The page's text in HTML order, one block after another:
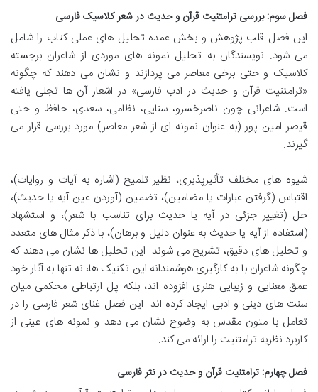
فصل سوم: بررسی ترامتنیت قرآن و حدیث در شعر کلاسیک فارسی
این فصل قلب پژوهش و بخش عمده تحلیل های عملی کتاب را شامل
می شود. نویسندگان به تحلیل نمونه های موردی از شاعران برجسته
کلاسیک و حتی برخی معاصر می پردازند و نشان می دهند که چگونه
«ترامتنیت قرآن و حدیث در ادب فارسی» در اشعار آن ها تجلی یافته
است. شاعرانی چون ناصرخسرو، سنایی، نظامی، سعدی، حافظ و حتی
قیصر امین پور (به عنوان نمونه ای از شعر معاصر) مورد بررسی قرار می
گیرند.
شیوه های مختلف تأثیرپذیری، نظیر تلمیح (اشاره به آیات و روایات)،
اقتباس (گرفتن عبارات یا مضامین)، تضمین (آوردن عین آیه یا حدیث)،
حل (تغییر جزئی در آیه یا حدیث برای تناسب با شعر)، و استشهاد
(استفاده از آیه یا حدیث به عنوان دلیل و برهان)، با ذکر مثال های متعدد
و تحلیل های دقیق، تشریح می شوند. این تحلیل ها نشان می دهند که
چگونه شاعران با به کارگیری هوشمندانه این تکنیک ها، نه تنها به آثار خود
عمق معنایی و زیبایی هنری افزوده اند، بلکه پل ارتباطی محکمی میان
سنت های دینی و ادبی ایجاد کرده اند. این فصل غنای شعر فارسی را در
تعامل با متون مقدس به وضوح نشان می دهد و نمونه های عینی از
کاربرد نظریه ترامتنیت را ارائه می کند.
فصل چهارم: ترامتنیت قرآن و حدیث در نثر فارسی